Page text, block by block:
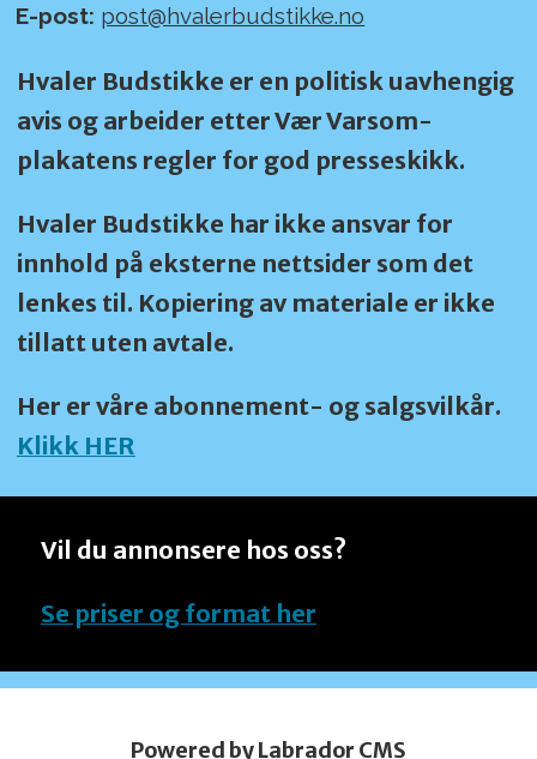
E-post: post@hvalerbudstikke.no
Hvaler Budstikke er en politisk uavhengig
avis og arbeider etter Vær Varsom-
plakatens regler for god presseskikk.
Hvaler Budstikke har ikke ansvar for
innhold på eksterne nettsider som det
lenkes til. Kopiering av materiale er ikke
tillatt uten avtale.
Her er våre abonnement- og salgsvilkår.
Klikk HER
Vil du annonsere hos oss?
Se priser og format her
Powered by Labrador CMS